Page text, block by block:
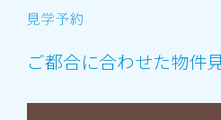
ご都合に合わせた物件